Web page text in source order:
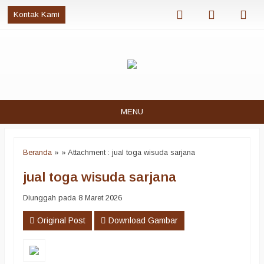
Kontak Kami
MENU
Beranda » » Attachment : jual toga wisuda sarjana
jual toga wisuda sarjana
Diunggah pada 8 Maret 2026
Original Post Download Gambar